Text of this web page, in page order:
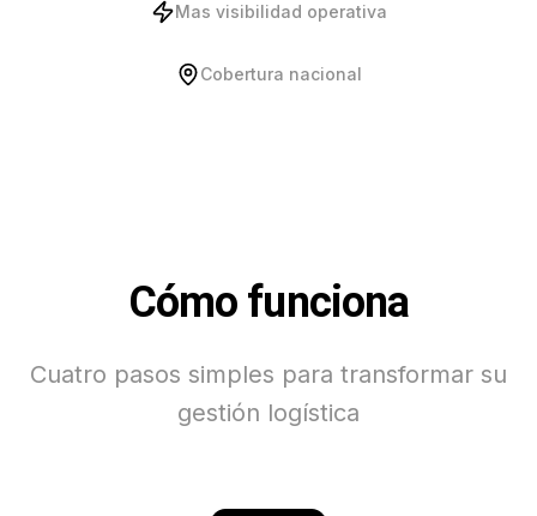
Mas visibilidad operativa
Cobertura nacional
Cómo funciona
Cuatro pasos simples para transformar su
gestión logística